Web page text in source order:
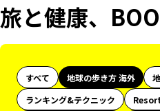
旅と健康、
すべて 地球の歩き方 海外
ランキング&テクニック